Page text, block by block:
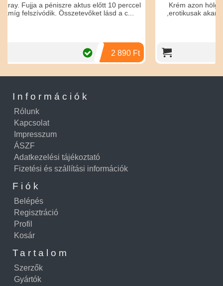
aktus előtt 10 perccel
lásd a c...
Krém azon hölgyek számára ,akik
,erotikusak akar nak lenni,de nincs
Információk
Rólunk
Kapcsolat
Impresszum
ÁSZF
Adatkezelési tájékoztató
Fizetési és szállítási információk
Fiók
Belépés
Regisztráció
Profil
Kosár
Tartalom
Szerzők
Gyártók